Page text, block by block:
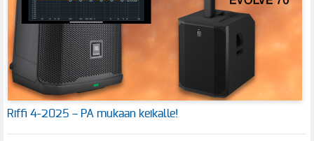
Riffi 4-2025 – PA mukaan keikalle!